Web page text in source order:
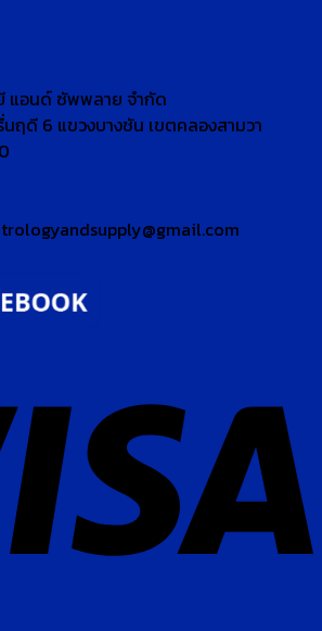
แอนด์ ซัพพลาย จำกัด
ฤดี 6 แขวงบางชัน เขตคลองสามวา